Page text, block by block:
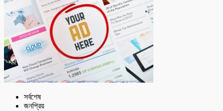
সর্বশেষ
জনপ্রিয়